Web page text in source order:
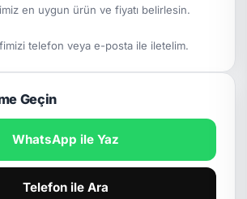
en uygun ürün ve fiyatı belirlesin.
telefon veya e-posta ile iletelim.
Geçin
WhatsApp ile Yaz
Telefon ile Ara